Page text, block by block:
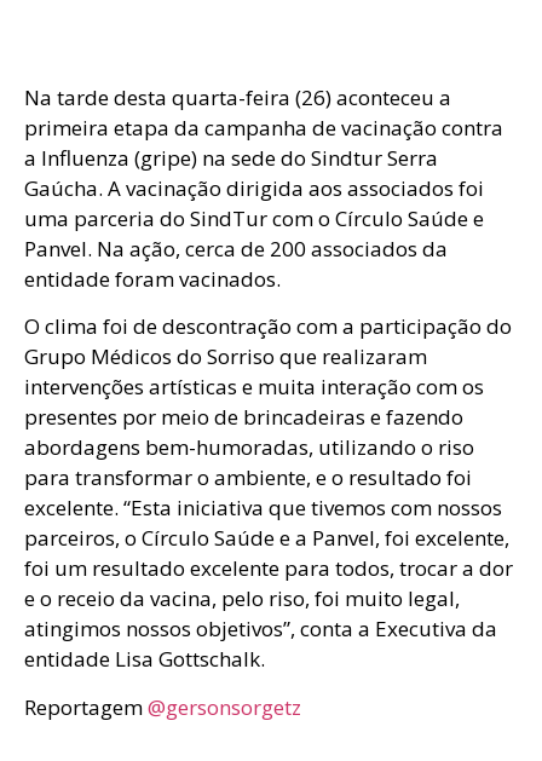
Na tarde desta quarta-feira (26) aconteceu a
primeira etapa da campanha de vacinação contra
a Influenza (gripe) na sede do Sindtur Serra
Gaúcha. A vacinação dirigida aos associados foi
uma parceria do SindTur com o Círculo Saúde e
Panvel. Na ação, cerca de 200 associados da
entidade foram vacinados.
O clima foi de descontração com a participação do
Grupo Médicos do Sorriso que realizaram
intervenções artísticas e muita interação com os
presentes por meio de brincadeiras e fazendo
abordagens bem-humoradas, utilizando o riso
para transformar o ambiente, e o resultado foi
excelente. “Esta iniciativa que tivemos com nossos
parceiros, o Círculo Saúde e a Panvel, foi excelente,
foi um resultado excelente para todos, trocar a dor
e o receio da vacina, pelo riso, foi muito legal,
atingimos nossos objetivos”, conta a Executiva da
entidade Lisa Gottschalk.
Reportagem@gersonsorgetz